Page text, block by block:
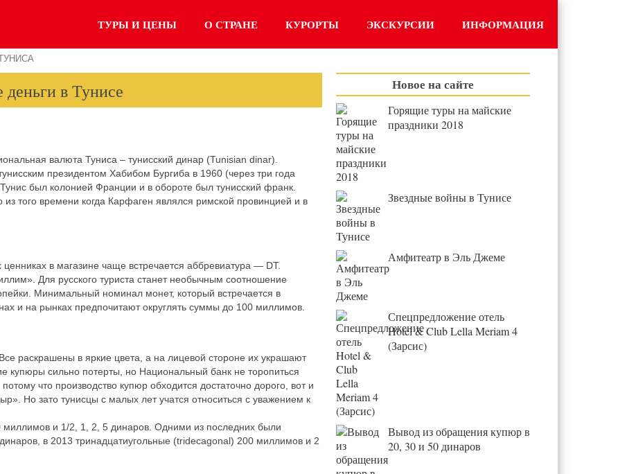
ТУРЫ И ЦЕНЫ О СТРАНЕ КУРОРТЫ ЭКСКУРСИИ ИНФОРМАЦИЯ
деньги в Тунисе
валюта Туниса – тунисский динар (Tunisian dinar).
президентом Хабибом Бургиба в 1960 (через три года
был колонией Франции и в обороте был тунисский франк.
того времени когда Карфаген являлся римской провинцией и в
в магазине чаще встречается аббревиатура — DT.
Для русского туриста станет необычным соотношение
Минимальный номинал монет, который встречается в
и на рынках предпочитают округлять суммы до 100 миллимов.
раскрашены в яркие цвета, а на лицевой стороне их украшают
купюры сильно потерты, но Национальный банк не торопиться
что производство купюр обходится достаточно дорого, вот и
Но зато тунисцы с малых лет учатся относиться с уважением к
и 1/2, 1, 2, 5 динаров. Одними из последних были
в 2013 тринадцатиугольные (tridecagonal) 200 миллимов и 2
Новое на сайте
Горящие туры на майские
праздники 2018
Звездные войны в Тунисе
Амфитеатр в Эль Джеме
Спецпредложение отель
Hotel & Club Lella Meriam 4
(Зарсис)
Вывод из обращения купюр в
20, 30 и 50 динаров